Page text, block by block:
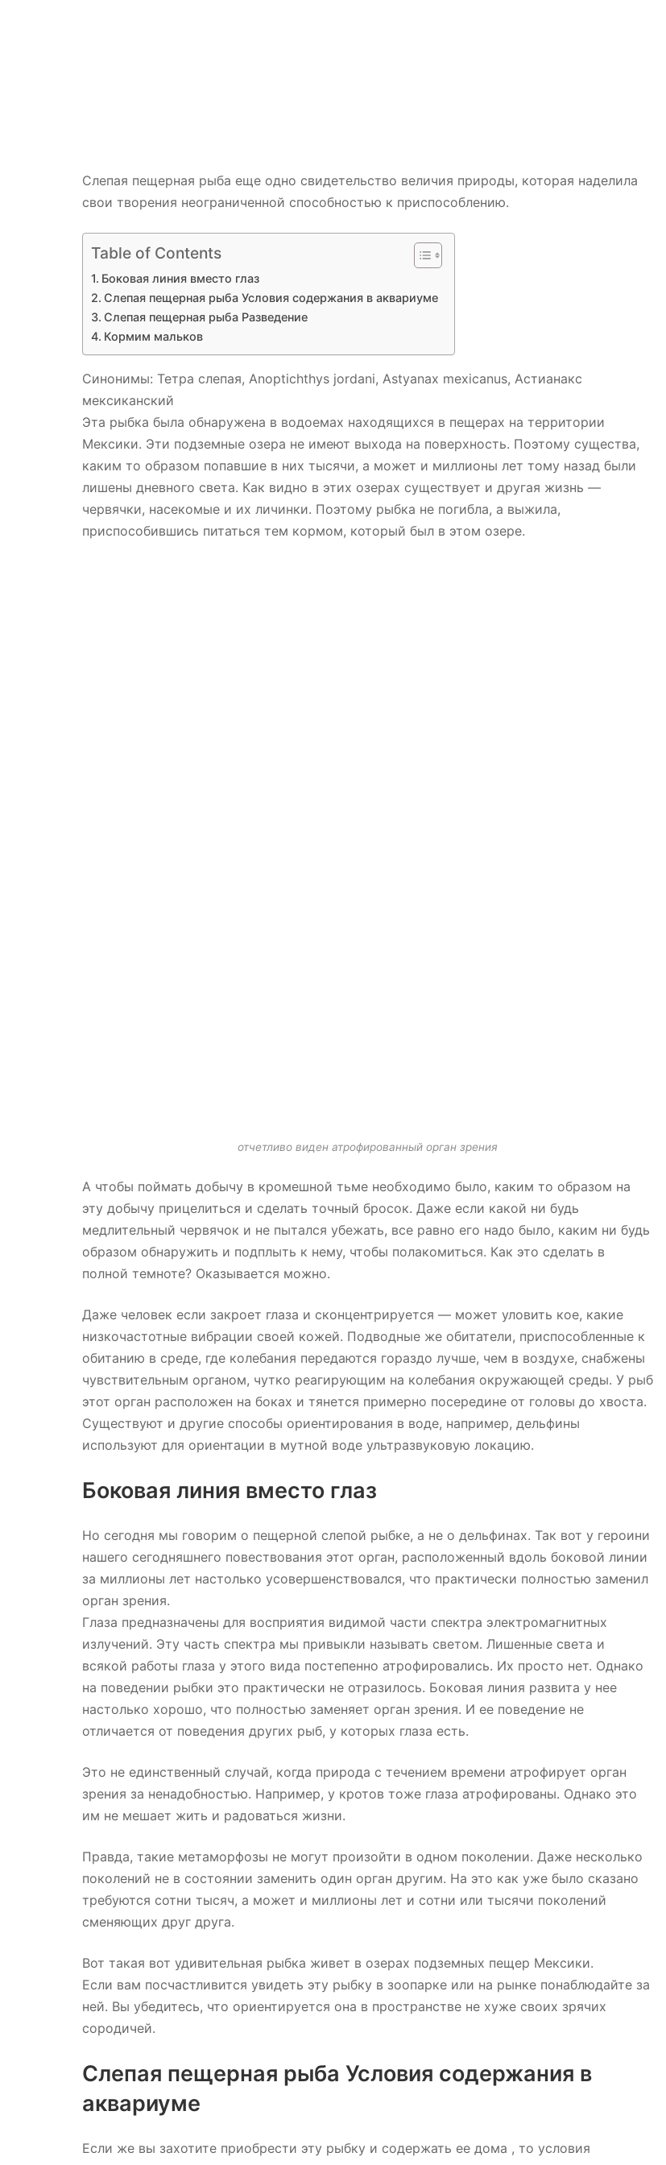
Слепая пещерная рыба еще одно свидетельство величия природы, которая наделила
свои творения неограниченной способностью к приспособлению.
Table of Contents
Боковая линия вместо глаз
Слепая пещерная рыба Условия содержания в аквариуме
Слепая пещерная рыба Разведение
Кормим мальков
Синонимы: Тетра слепая, Anoptichthys jordani, Astyanax mexicanus, Астианакс
мексиканский
Эта рыбка была обнаружена в водоемах находящихся в пещерах на территории
Мексики. Эти подземные озера не имеют выхода на поверхность. Поэтому существа,
каким то образом попавшие в них тысячи, а может и миллионы лет тому назад были
лишены дневного света. Как видно в этих озерах существует и другая жизнь —
червячки, насекомые и их личинки. Поэтому рыбка не погибла, а выжила,
приспособившись питаться тем кормом, который был в этом озере.
отчетливо виден атрофированный орган зрения
А чтобы поймать добычу в кромешной тьме необходимо было, каким то образом на
эту добычу прицелиться и сделать точный бросок. Даже если какой ни будь
медлительный червячок и не пытался убежать, все равно его надо было, каким ни будь
образом обнаружить и подплыть к нему, чтобы полакомиться. Как это сделать в
полной темноте? Оказывается можно.
Даже человек если закроет глаза и сконцентрируется — может уловить кое, какие
низкочастотные вибрации своей кожей. Подводные же обитатели, приспособленные к
обитанию в среде, где колебания передаются гораздо лучше, чем в воздухе, снабжены
чувствительным органом, чутко реагирующим на колебания окружающей среды. У рыб
этот орган расположен на боках и тянется примерно посередине от головы до хвоста.
Существуют и другие способы ориентирования в воде, например, дельфины
используют для ориентации в мутной воде ультразвуковую локацию.
Боковая линия вместо глаз
Но сегодня мы говорим о пещерной слепой рыбке, а не о дельфинах. Так вот у героини
нашего сегодняшнего повествования этот орган, расположенный вдоль боковой линии
за миллионы лет настолько усовершенствовался, что практически полностью заменил
орган зрения.
Глаза предназначены для восприятия видимой части спектра электромагнитных
излучений. Эту часть спектра мы привыкли называть светом. Лишенные света и
всякой работы глаза у этого вида постепенно атрофировались. Их просто нет. Однако
на поведении рыбки это практически не отразилось. Боковая линия развита у нее
настолько хорошо, что полностью заменяет орган зрения. И ее поведение не
отличается от поведения других рыб, у которых глаза есть.
Это не единственный случай, когда природа с течением времени атрофирует орган
зрения за ненадобностью. Например, у кротов тоже глаза атрофированы. Однако это
им не мешает жить и радоваться жизни.
Правда, такие метаморфозы не могут произойти в одном поколении. Даже несколько
поколений не в состоянии заменить один орган другим. На это как уже было сказано
требуются сотни тысяч, а может и миллионы лет и сотни или тысячи поколений
сменяющих друг друга.
Вот такая вот удивительная рыбка живет в озерах подземных пещер Мексики.
Если вам посчастливится увидеть эту рыбку в зоопарке или на рынке понаблюдайте за
ней. Вы убедитесь, что ориентируется она в пространстве не хуже своих зрячих
сородичей.
Слепая пещерная рыба Условия содержания в
аквариуме
Если же вы захотите приобрести эту рыбку и содержать ее дома , то условия